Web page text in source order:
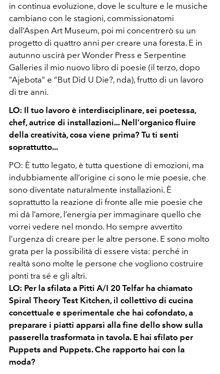
in continua evoluzione, dove le sculture e le musiche
cambiano con le stagioni, commissionatomi
dall’Aspen Art Museum, poi mi concentrerò su un
progetto di quattro anni per creare una foresta. E in
autunno uscirà per Wonder Press e Serpentine
Galleries il mio nuovo libro di poesie (il terzo, dopo
“Ajebota” e “But Did U Die?, nda), frutto di un lavoro
di tre anni.
LO: Il tuo lavoro è interdisciplinare, sei poetessa,
chef, autrice di installazioni... Nell’organico fluire
della creatività, cosa viene prima? Tu ti senti
soprattutto...
PO: È tutto legato, è tutta questione di emozioni, ma
indubbiamente all’origine ci sono le mie poesie, che
sono diventate naturalmente installazioni. È
soprattutto la reazione di fronte alle mie poesie che
mi dà l’amore, l’energia per immaginare quello che
vorrei vedere nel mondo. Ho sempre avvertito
l’urgenza di creare per le altre persone. E sono molto
grata per la possibilità di essere vista: perché in
realtà sono molte le persone che vogliono costruire
ponti tra sé e gli altri.
LO: Per la sfilata a Pitti A/I 20 Telfar ha chiamato
Spiral Theory Test Kitchen, il collettivo di cucina
concettuale e sperimentale che hai cofondato, a
preparare i piatti apparsi alla fine dello show sulla
passerella trasformata in tavola. E hai sfilato per
Puppets and Puppets. Che rapporto hai con la
moda?